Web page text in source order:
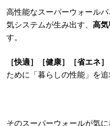
高性能なスーパーウォール
気システムが生み出す、高
す。
［快適］［健康］［省エネ］
ために「暮らしの性能」を追
そのスーパーウォールが気